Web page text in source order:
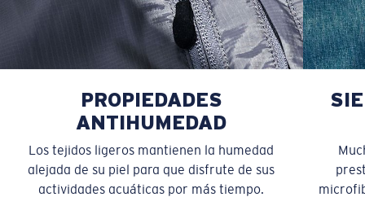
PROPIEDADES
ANTIHUMEDAD
Los tejidos ligeros mantienen la humedad
alejada de su piel para que disfrute de sus
actividades acuáticas por más tiempo.